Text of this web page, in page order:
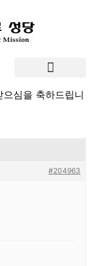
으심을 축하드립니
#204963